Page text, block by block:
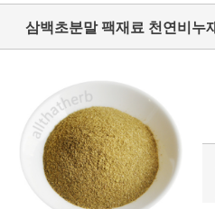
삼백초분말 팩재료 천연비누